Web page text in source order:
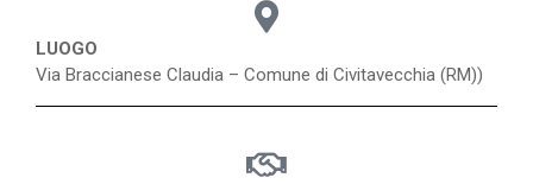
LUOGO
Via Braccianese Claudia – Comune di Civitavecchia (RM))